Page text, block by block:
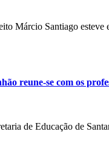
Márcio Santiago
reune-se com os
de Educação de